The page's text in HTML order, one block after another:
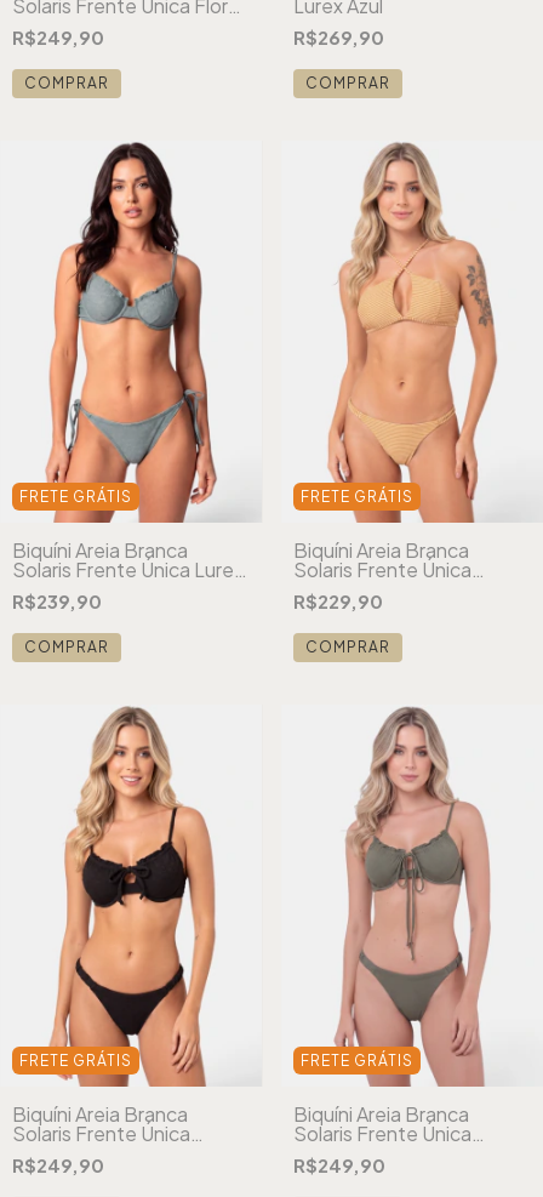
Solaris Frente Única Floral
Rosa
R$249,90
COMPRAR
Lurex Azul
R$269,90
COMPRAR
FRETE GRÁTIS
Biquíni Areia Branca
Solaris Frente Única Lurex
Azul
R$239,90
COMPRAR
FRETE GRÁTIS
Biquíni Areia Branca
Solaris Frente Única
Listrado Dourado
R$229,90
COMPRAR
FRETE GRÁTIS
Biquíni Areia Branca
Solaris Frente Única
Textura Preto
R$249,90
FRETE GRÁTIS
Biquíni Areia Branca
Solaris Frente Única
Textura Cinza Oliva
R$249,90